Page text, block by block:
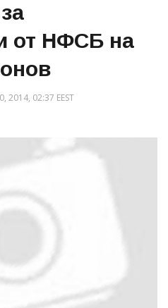
от НФСБ на
2014, 02:37 EEST